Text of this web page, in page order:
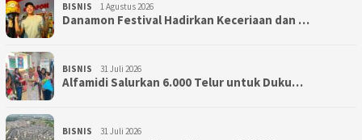
BISNIS 1 Agustus 2026
Danamon Festival Hadirkan Keceriaan dan …
BISNIS 31 Juli 2026
Alfamidi Salurkan 6.000 Telur untuk Duku…
BISNIS 31 Juli 2026